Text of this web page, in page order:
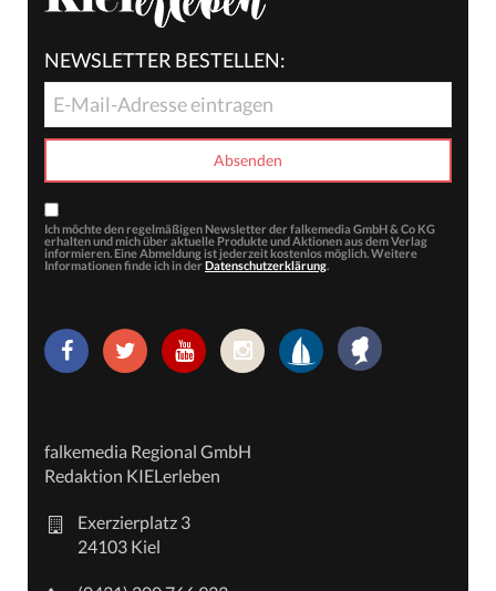
NEWSLETTER BESTELLEN:
Ich möchte den regelmäßigen Newsletter der falkemedia GmbH & Co KG
erhalten und mich über aktuelle Produkte und Aktionen aus dem Verlag
informieren. Eine Abmeldung ist jederzeit kostenlos möglich. Weitere
Informationen finde ich in der Datenschutzerklärung.
falkemedia Regional GmbH
Redaktion KIELerleben
Exerzierplatz 3
24103 Kiel